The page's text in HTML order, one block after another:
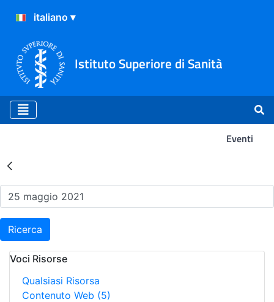
Istituto Superiore di Sanità
Eventi
Risultati della Ricerca -
Ricerca
Voci Risorse
Qualsiasi Risorsa
Contenuto Web (5)